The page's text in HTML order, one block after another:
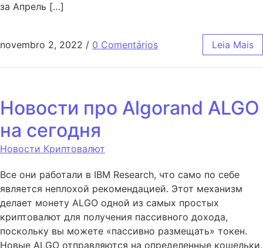
за Апрель […]
novembro 2, 2022 / 0 Comentários Leia Mais
Новости про Algorand ALGO
на сегодня
Новости Криптовалют
Все они работали в IBM Research, что само по себе
является неплохой рекомендацией. Этот механизм
делает монету ALGO одной из самых простых
криптовалют для получения пассивного дохода,
поскольку вы можете «пассивно размещать» токен.
Новые ALGO отправляются на определенные кошельки,